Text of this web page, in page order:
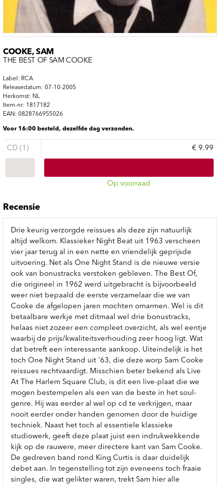
COOKE, SAM
THE BEST OF SAM COOKE
Label: RCA
Releasedatum: 07-10-2005
Herkomst: NL
Item-nr: 1817182
EAN: 0828766955026
Voor 16:00 besteld, dezelfde dag verzonden.
CD (1) € 9.99
Op voorraad
Recensie
Drie keurig verzorgde reissues als deze zijn natuurlijk
altijd welkom. Klassieker Night Beat uit 1963 verscheen
vier jaar terug al in een nette en vriendelijk geprijsde
uitvoering. Net als One Night Stand is de nieuwe versie
ook van bonustracks verstoken gebleven. The Best Of,
die origineel in 1962 werd uitgebracht is bijvoorbeeld
weer niet bepaald de eerste verzamelaar die we van
Cooke de afgelopen jaren mochten omarmen. Wel is dit
betaalbare werkje met ditmaal wel drie bonustracks,
helaas niet zozeer een compleet overzicht, als wel eentje
waarbij de prijs/kwaliteitsverhouding zeer hoog ligt. Wat
dat betreft een interessante aankoop. Uiteindelijk is het
toch One Night Stand uit '63, die deze worp Sam Cooke
reissues rechtvaardigt. Misschien beter bekend als Live
At The Harlem Square Club, is dit een live-plaat die we
mogen bestempelen als een van de beste in het soul-
genre. Hij was eerder al wel op cd te verkrijgen, maar
nooit eerder onder handen genomen door de huidige
techniek. Naast het toch al essentiele klassieke
studiowerk, geeft deze plaat juist een indrukwekkende
kijk op de rauwere, meer directere kant van Sam Cooke.
De gedreven band rond King Curtis is daar duidelijk
debet aan. In tegenstelling tot zijn eveneens toch fraaie
singles, die wat gelikter waren, trekt Sam hier alle